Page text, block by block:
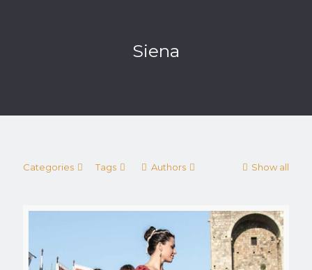
Siena
Categories Tags Authors Show all